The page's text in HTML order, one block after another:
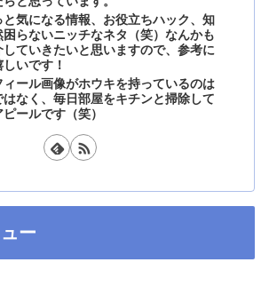
気になる情報、お役立ちハック、知
困らないニッチなネタ（笑）なんかも
ていきたいと思いますので、参考に
いです！
ィール画像がホウキを持っているのは
なく、毎日部屋をキチンと掃除して
ールです（笑）
ー